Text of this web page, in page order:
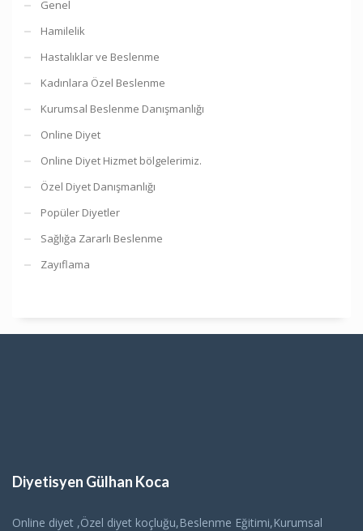
Genel
Hamilelik
Hastalıklar ve Beslenme
Kadınlara Özel Beslenme
Kurumsal Beslenme Danışmanlığı
Online Diyet
Online Diyet Hizmet bölgelerimiz.
Özel Diyet Danışmanlığı
Popüler Diyetler
Sağlığa Zararlı Beslenme
Zayıflama
Diyetisyen Gülhan Koca
Online diyet ,Özel diyet koçluğu,Beslenme Eğitimi,Kurumsal